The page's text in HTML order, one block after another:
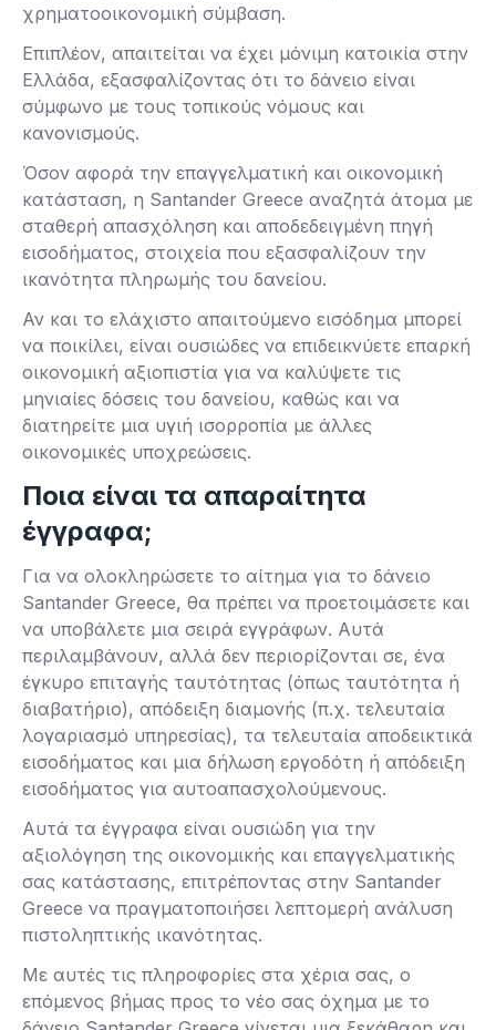
χρηματοοικονομική σύμβαση.
Επιπλέον, απαιτείται να έχει μόνιμη κατοικία στην
Ελλάδα, εξασφαλίζοντας ότι το δάνειο είναι
σύμφωνο με τους τοπικούς νόμους και
κανονισμούς.
Όσον αφορά την επαγγελματική και οικονομική
κατάσταση, η Santander Greece αναζητά άτομα με
σταθερή απασχόληση και αποδεδειγμένη πηγή
εισοδήματος, στοιχεία που εξασφαλίζουν την
ικανότητα πληρωμής του δανείου.
Αν και το ελάχιστο απαιτούμενο εισόδημα μπορεί
να ποικίλει, είναι ουσιώδες να επιδεικνύετε επαρκή
οικονομική αξιοπιστία για να καλύψετε τις
μηνιαίες δόσεις του δανείου, καθώς και να
διατηρείτε μια υγιή ισορροπία με άλλες
οικονομικές υποχρεώσεις.
Ποια είναι τα απαραίτητα
έγγραφα;
Για να ολοκληρώσετε το αίτημα για το δάνειο
Santander Greece, θα πρέπει να προετοιμάσετε και
να υποβάλετε μια σειρά εγγράφων. Αυτά
περιλαμβάνουν, αλλά δεν περιορίζονται σε, ένα
έγκυρο επιταγής ταυτότητας (όπως ταυτότητα ή
διαβατήριο), απόδειξη διαμονής (π.χ. τελευταία
λογαριασμό υπηρεσίας), τα τελευταία αποδεικτικά
εισοδήματος και μια δήλωση εργοδότη ή απόδειξη
εισοδήματος για αυτοαπασχολούμενους.
Αυτά τα έγγραφα είναι ουσιώδη για την
αξιολόγηση της οικονομικής και επαγγελματικής
σας κατάστασης, επιτρέποντας στην Santander
Greece να πραγματοποιήσει λεπτομερή ανάλυση
πιστοληπτικής ικανότητας.
Με αυτές τις πληροφορίες στα χέρια σας, ο
επόμενος βήμας προς το νέο σας όχημα με το